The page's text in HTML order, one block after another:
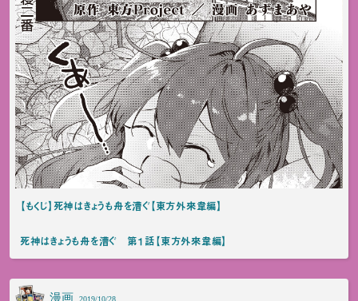
【もくじ】死神はきょうも舟を漕ぐ【東方外來韋編】
死神はきょうも舟を漕ぐ 第１話【東方外來韋編】
漫画 2019/10/28